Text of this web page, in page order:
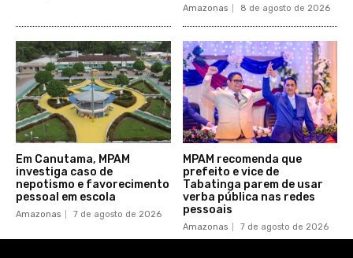
Amazonas 8 de agosto de 2026
Em Canutama, MPAM
investiga caso de
nepotismo e favorecimento
pessoal em escola
Amazonas 7 de agosto de 2026
MPAM recomenda que
prefeito e vice de
Tabatinga parem de usar
verba pública nas redes
pessoais
Amazonas 7 de agosto de 2026